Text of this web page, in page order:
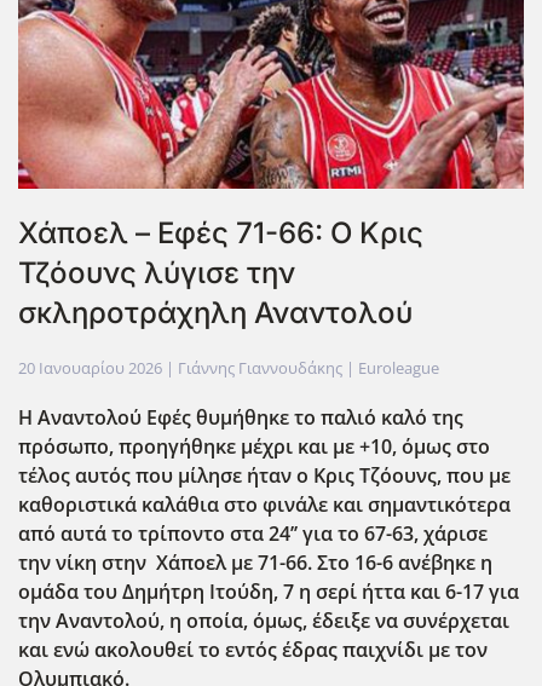
Χάποελ – Εφές 71-66: Ο Κρις
Τζόουνς λύγισε την
σκληροτράχηλη Αναντολού
20 Ιανουαρίου 2026 | Γιάννης Γιαννουδάκης | Euroleague
Η Αναντολού Εφές θυμήθηκε το παλιό καλό της
πρόσωπο, προηγήθηκε μέχρι και με +10, όμως στο
τέλος αυτός που μίλησε ήταν ο Κρις Τζόουνς, που με
καθοριστικά καλάθια στο φινάλε και σημαντικότερα
από αυτά το τρίποντο στα 24’’ για το 67-63, χάρισε
την νίκη στην Χάποελ με 71-66. Στο 16-6 ανέβηκε η
ομάδα του Δημήτρη Ιτούδη, 7 η σερί ήττα και 6-17 για
την Αναντολού, η οποία, όμως, έδειξε να συνέρχεται
και ενώ ακολουθεί το εντός έδρας παιχνίδι με τον
Ολυμπιακό.